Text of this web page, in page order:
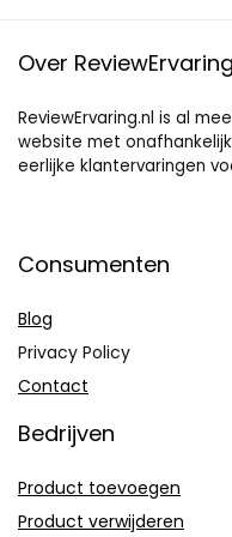
Over
ReviewErvaring.nl is al
website met
eerlijke klantervaringen
Consumenten
Blog
Privacy Policy
Contact
Bedrijven
Product toevoegen
Product verwijderen